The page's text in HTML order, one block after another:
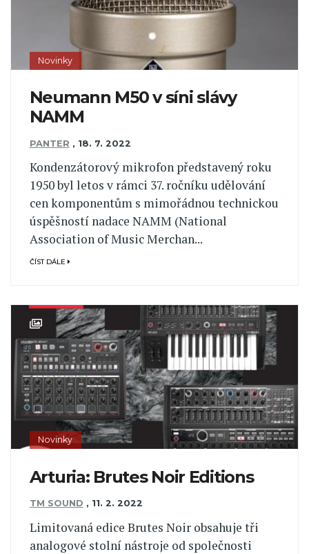
Novinky
Neumann M50 v síni slávy
NAMM
PANTER , 18. 7. 2022
Kondenzátorový mikrofon představený roku
1950 byl letos v rámci 37. ročníku udělování
cen komponentům s mimořádnou technickou
úspěšností nadace NAMM (National
Association of Music Merchan...
ČÍST DÁLE
Novinky
Arturia: Brutes Noir Editions
TM SOUND , 11. 2. 2022
Limitovaná edice Brutes Noir obsahuje tři
analogové stolní nástroje od společnosti